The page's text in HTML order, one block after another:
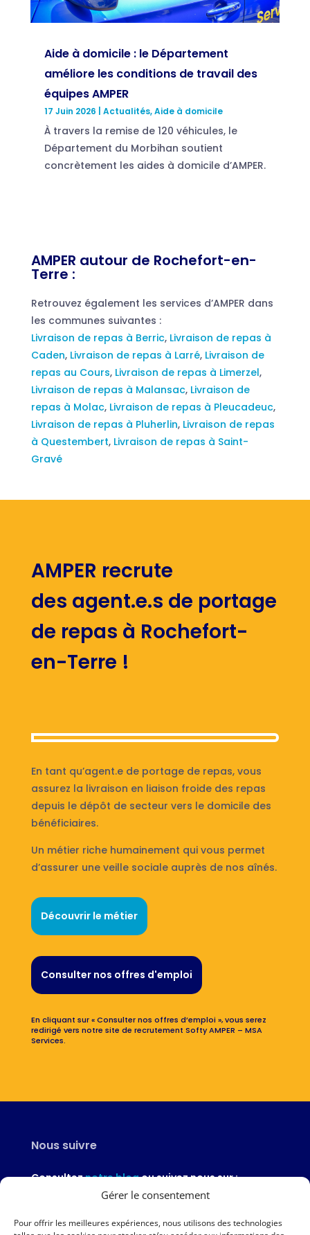
Gérer le consentement
Pour offrir les meilleures expériences, nous utilisons des technologies
Aide à domicile : le Département
améliore les conditions de travail des
équipes AMPER
17 Juin 2026 Actualités,Aide à domicile
À travers la remise de 120 véhicules, le
Département du Morbihan soutient
concrètement les aides à domicile d’AMPER.
AMPER autour de Rochefort-en-
Terre :
Retrouvez également les services d’AMPER dans
les communes suivantes :
Livraison de repas à Berric, Livraison de repas à
Caden, Livraison de repas à Larré, Livraison de
repas au Cours, Livraison de repas à Limerzel,
Livraison de repas à Malansac, Livraison de
repas à Molac, Livraison de repas à Pleucadeuc,
Livraison de repas à Pluherlin, Livraison de repas
à Questembert, Livraison de repas à Saint-
Gravé
AMPER recrute
des agent.e.s de portage
de repas à Rochefort-
en-Terre !
En tant qu’agent.e de portage de repas, vous
assurez la livraison en liaison froide des repas
depuis le dépôt de secteur vers le domicile des
bénéficiaires.
Un métier riche humainement qui vous permet
d’assurer une veille sociale auprès de nos aînés.
Découvrir le métier
Consulter nos offres d'emploi
En cliquant sur « Consulter nos offres d’emploi », vous serez
redirigé vers notre site de recrutement Softy AMPER – MSA
Services.
Nous suivre
Consulteznotre blogou suivez nous sur :